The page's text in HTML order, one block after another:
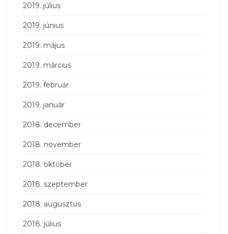
2019. július
2019. június
2019. május
2019. március
2019. február
2019. január
2018. december
2018. november
2018. október
2018. szeptember
2018. augusztus
2018. július